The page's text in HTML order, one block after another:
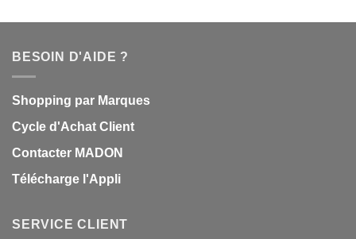
BESOIN D'AIDE ?
Shopping par Marques
Cycle d'Achat Client
Contacter MADON
Télécharge l'Appli
SERVICE CLIENT